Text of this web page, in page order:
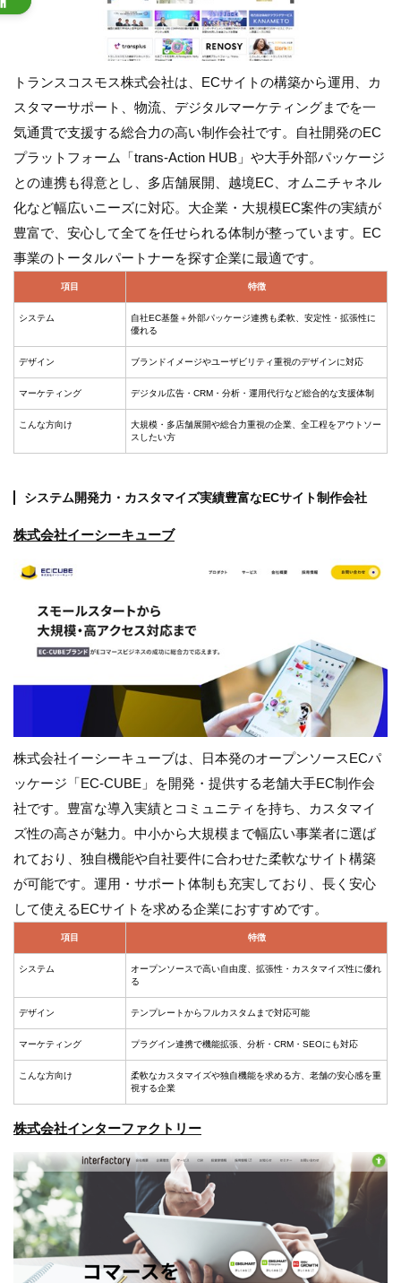
トランスコスモス株式会社は、ECサイトの構築から運用、カ
スタマーサポート、物流、デジタルマーケティングまでを一
気通貫で支援する総合力の高い制作会社です。自社開発のEC
プラットフォーム「trans-Action HUB」や大手外部パッケージ
との連携も得意とし、多店舗展開、越境EC、オムニチャネル
化など幅広いニーズに対応。大企業・大規模EC案件の実績が
豊富で、安心して全てを任せられる体制が整っています。EC
事業のトータルパートナーを探す企業に最適です。
項目 特徴
システム
自社EC基盤＋外部パッケージ連携も柔軟、安定性・拡張性に
優れる
デザイン ブランドイメージやユーザビリティ重視のデザインに対応
マーケティング デジタル広告・CRM・分析・運用代行など総合的な支援体制
こんな方向け
大規模・多店舗展開や総合力重視の企業、全工程をアウトソー
スしたい方
システム開発力・カスタマイズ実績豊富なECサイト制作会社
株式会社イーシーキューブ
株式会社イーシーキューブは、日本発のオープンソースECパ
ッケージ「EC-CUBE」を開発・提供する老舗大手EC制作会
社です。豊富な導入実績とコミュニティを持ち、カスタマイ
ズ性の高さが魅力。中小から大規模まで幅広い事業者に選ば
れており、独自機能や自社要件に合わせた柔軟なサイト構築
が可能です。運用・サポート体制も充実しており、長く安心
して使えるECサイトを求める企業におすすめです。
項目 特徴
システム
オープンソースで高い自由度、拡張性・カスタマイズ性に優れ
る
デザイン テンプレートからフルカスタムまで対応可能
マーケティング プラグイン連携で機能拡張、分析・CRM・SEOにも対応
こんな方向け
柔軟なカスタマイズや独自機能を求める方、老舗の安心感を重
視する企業
株式会社インターファクトリー